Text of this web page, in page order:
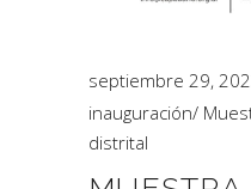
septiembre 29,
inauguración/
distrital